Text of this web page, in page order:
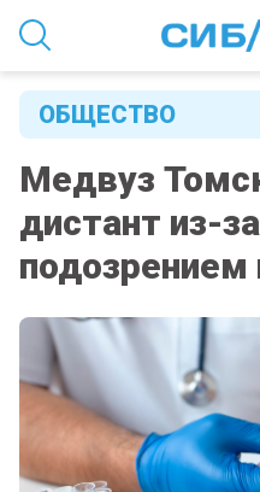
ОБЩЕСТВО
Медвуз
дистант из-
подозрением